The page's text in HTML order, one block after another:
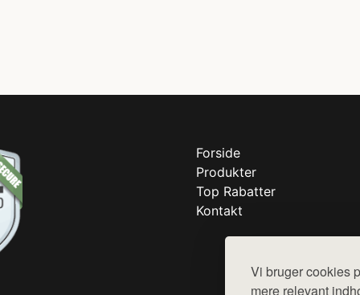
Vi bruger cookies
mere relevant
Forside
Produkter
Top Rabatter
Kontakt